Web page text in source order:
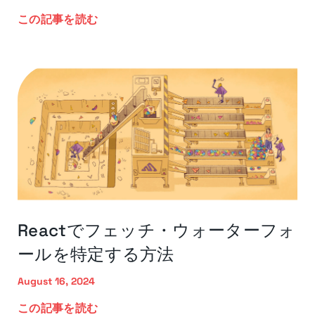
この記事を読む
Reactでフェッチ・ウォーターフォ
ールを特定する方法
August 16, 2024
この記事を読む